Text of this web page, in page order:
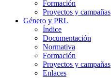
Formación
Proyectos y campañas
Género y PRL
Índice
Documentación
Normativa
Formación
Proyectos y campañas
Enlaces